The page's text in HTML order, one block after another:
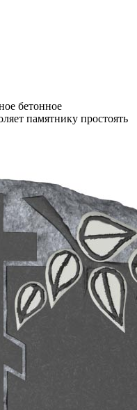
бетонное
памятнику простоять